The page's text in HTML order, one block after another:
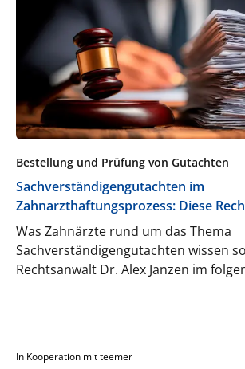
Bestellung und Prüfung von Gutachten
Sachverständigengutachten im
Zahnarzthaftungsprozess: Diese
Zahnärzte
Was Zahnärzte rund um das Thema
Sachverständigengutachten wissen
Rechtsanwalt Dr. Alex Janzen im
In Kooperation mit teemer